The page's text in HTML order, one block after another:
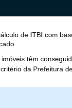
de ITBI com
têm
da Prefeitura de